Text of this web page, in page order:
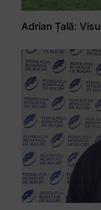
Adrian Țală: